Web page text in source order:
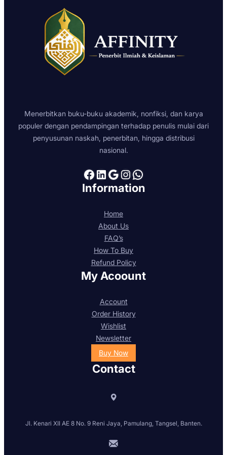
Menerbitkan buku-buku akademik, nonfiksi, dan karya
populer dengan pendampingan terhadap penulis mulai dari
penyusunan naskah, penerbitan, hingga distribusi
nasional.
Facebook LinkedIn Google Instagram WhatsApp
Information
Home
About Us
FAQ’s
How To Buy
Refund Policy
My Acoount
Account
Order History
Wishlist
Newsletter
Buy Now
Contact
Jl. Kenari XII AE 8 No. 9 Reni Jaya, Pamulang, Tangsel, Banten.